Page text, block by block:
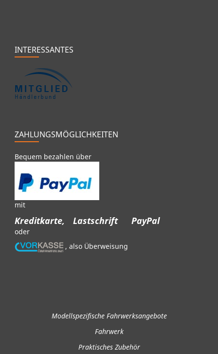
INTERESSANTES
ZAHLUNGSMÖGLICHKEITEN
Bequem bezahlen über
mit
Kreditkarte, Lastschrift PayPal
oder
, also Überweisung
Modellspezifische Fahrwerksangebote
Fahrwerk
Praktisches Zubehör